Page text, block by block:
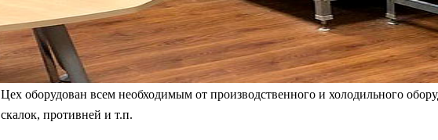
Цех оборудован всем необходимым от производственного и холодильного
скалок, противней и т.п.